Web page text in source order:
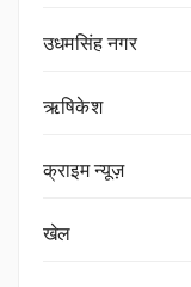
उधमसिंह नगर
ऋषिकेश
क्राइम न्यूज़
खेल